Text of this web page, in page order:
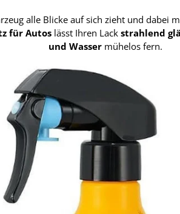
alle Blicke auf sich zieht und dabei
für Autos lässt Ihren Lackstrahlend
und Wassermühelos fern.